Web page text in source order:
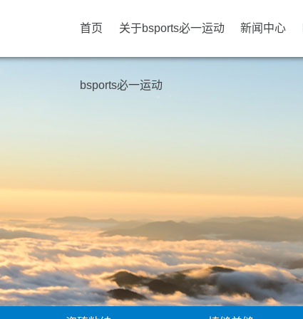
首页 关于bsports必一运动 新闻中心
bsports必一运动